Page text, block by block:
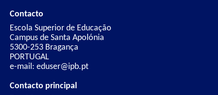
Contacto
Escola Superior de Educação
Campus de Santa Apolónia
5300-253 Bragança
PORTUGAL
e-mail: eduser@ipb.pt
Contacto principal